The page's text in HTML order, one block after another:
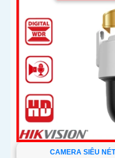
CAMERA SIÊU